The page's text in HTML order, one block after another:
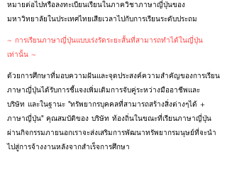
หมายต่อไปหรือลงทะเบียนเรียนในภาควิชาภาษาญี่ปุ่นของ
มหาวิทยาลัยในประเทศไทยเสียเวลาไปกับการเรียนระดับประถม
~ การเรียนภาษาญี่ปุ่นแบบเร่งรัดระยะสั้นที่สามารถทำได้ในญี่ปุ่น
เท่านั้น ~
ด้วยการศึกษาที่มอบความฝันและจุดประสงค์ความสำคัญของการเรียน
ภาษาญี่ปุ่นได้รับการชี้แจงเพิ่มเติมการจับคู่ระหว่างมืออาชีพและ
บริษัท และในฐานะ "ทรัพยากรบุคคลที่สามารถสร้างสิ่งต่างๆได้ +
ภาษาญี่ปุ่น" คุณสมบัติของ บริษัท ท้องถิ่นในขณะที่เรียนภาษาญี่ปุ่น
ผ่านกิจกรรมภายนอกเราจะส่งเสริมการพัฒนาทรัพยากรมนุษย์ที่จะนำ
ไปสู่การจ้างงานหลังจากสำเร็จการศึกษา